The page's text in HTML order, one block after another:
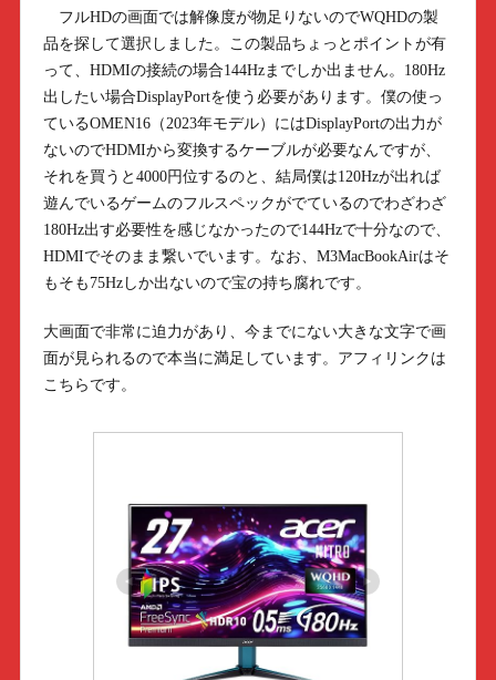
フルHDの画面では解像度が物足りないのでWQHDの製
品を探して選択しました。この製品ちょっとポイントが有
って、HDMIの接続の場合144Hzまでしか出ません。180Hz
出したい場合DisplayPortを使う必要があります。僕の使っ
ているOMEN16（2023年モデル）にはDisplayPortの出力が
ないのでHDMIから変換するケーブルが必要なんですが、
それを買うと4000円位するのと、結局僕は120Hzが出れば
遊んでいるゲームのフルスペックがでているのでわざわざ
180Hz出す必要性を感じなかったので144Hzで十分なので、
HDMIでそのまま繋いでいます。なお、M3MacBookAirはそ
もそも75Hzしか出ないので宝の持ち腐れです。
大画面で非常に迫力があり、今までにない大きな文字で画
面が見られるので本当に満足しています。アフィリンクは
こちらです。